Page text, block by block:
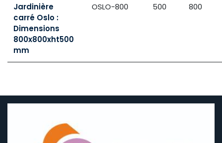
Jardinière
carré Oslo :
Dimensions
800x800xht500
mm
OSLO-800 500 800